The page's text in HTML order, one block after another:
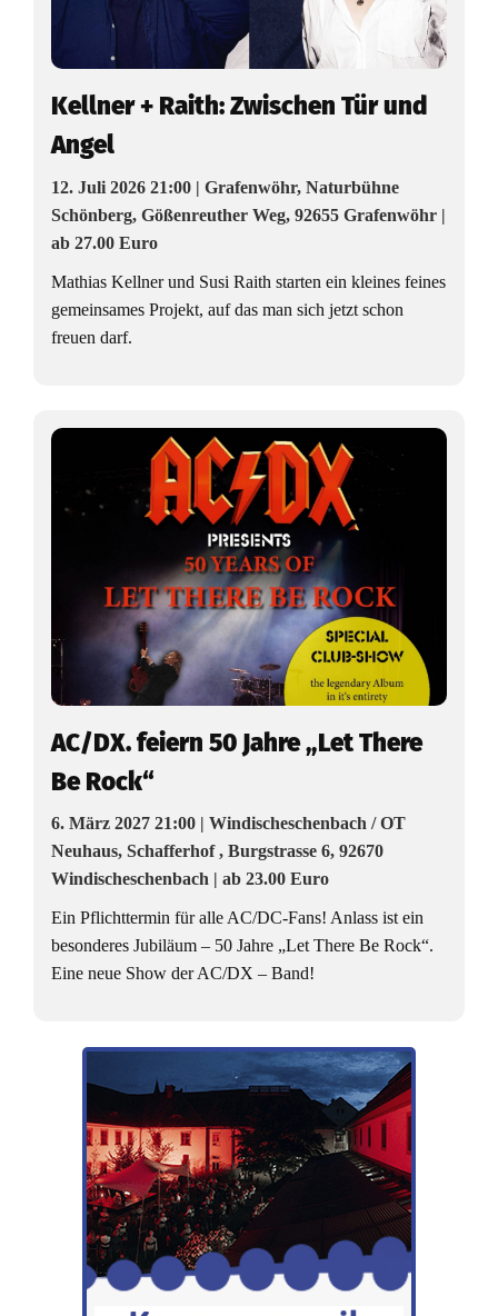
Kellner + Raith: Zwischen Tür und
Angel
12. Juli 2026 21:00 | Grafenwöhr, Naturbühne
Schönberg, Gößenreuther Weg, 92655 Grafenwöhr |
ab 27.00 Euro
Mathias Kellner und Susi Raith starten ein kleines feines
gemeinsames Projekt, auf das man sich jetzt schon
freuen darf.
AC/DX. feiern 50 Jahre „Let There
Be Rock“
6. März 2027 21:00 | Windischeschenbach / OT
Neuhaus, Schafferhof , Burgstrasse 6, 92670
Windischeschenbach | ab 23.00 Euro
Ein Pflichttermin für alle AC/DC-Fans! Anlass ist ein
besonderes Jubiläum – 50 Jahre „Let There Be Rock“.
Eine neue Show der AC/DX – Band!